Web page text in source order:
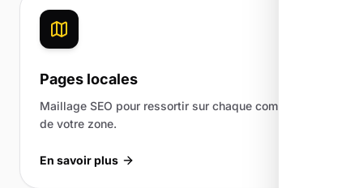
Pages locales
Maillage SEO pour ressortir sur chaque commune
de votre zone.
En savoir plus